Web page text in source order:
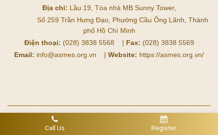
Địa chỉ:Lầu 19, Tòa nhà MB Sunny Tower,
Số 259 Trần Hưng Đạo, Phường Cầu Ông Lãnh, Thành
phố Hồ Chí Minh
Điện thoại:(028) 3838 5568 |Fax:(028) 3838 5569
Email:info@asmes.org.vn |Website:https://asmes.org.vn/
© Copyright 2013 - 2025. All rights reserved.
Call Us
Register